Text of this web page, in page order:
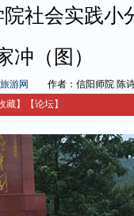
社会实践小
冲（图）
游网
作者：信阳师院 陈
藏】 【论坛】